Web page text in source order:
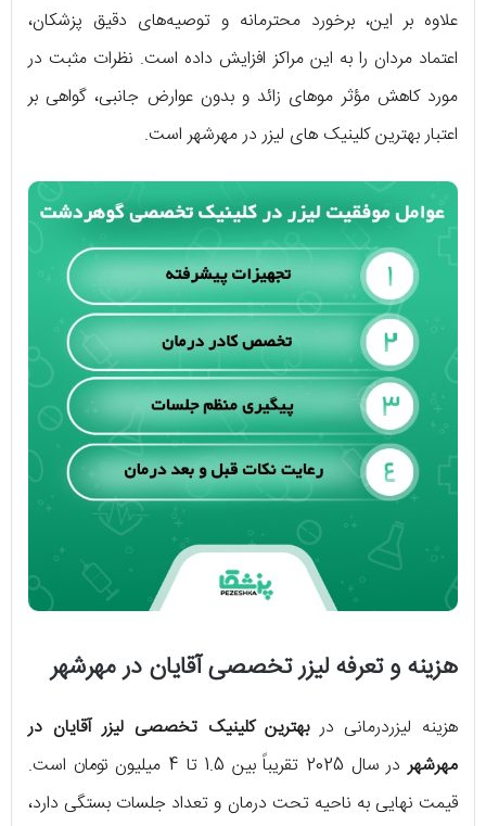
علاوه بر این، برخورد محترمانه و توصیه‌های دقیق پزشکان،
اعتماد مردان را به این مراکز افزایش داده است. نظرات مثبت در
مورد کاهش مؤثر موهای زائد و بدون عوارض جانبی، گواهی بر
اعتبار بهترین کلینیک های لیزر در مهرشهر است.
هزینه و تعرفه لیزر تخصصی آقایان در مهرشهر
هزینه لیزردرمانی دربهترین کلینیک تخصصی لیزر آقایان در
مهرشهر
در سال 2025 تقریباً بین 1.5 تا 4 میلیون تومان است.
قیمت نهایی به ناحیه تحت درمان و تعداد جلسات بستگی دارد،